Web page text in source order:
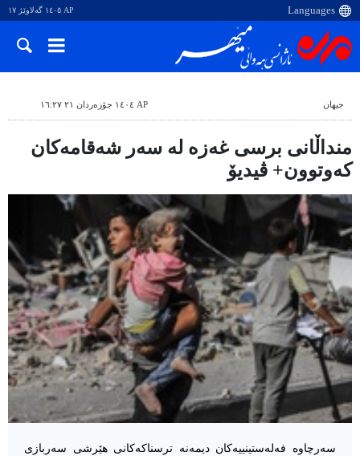
AP ١٤٠٥ گەلاوێژ ١٧
جیهان AP ١٤٠٤ جۆزەردان ٢١ ١٦:٢٧
منداڵانی برسی غەزە لە سەر شەقامەکان
کەوتوون+ ڤیدیۆ
سەرچاوە فەلەستینییەکان دیمەنە ترسناکەکانی هێرشی سەربازی